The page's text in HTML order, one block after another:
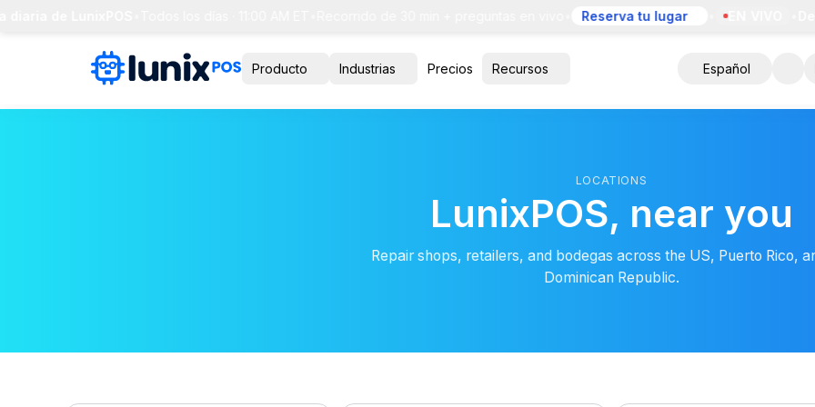
Reserva tu lugar EN VIVO
Producto Industrias Precios Recursos Español
LOCATIONS
LunixPOS, near you
Repair shops, retailers, and bodegas across the US, Puerto Rico,
Dominican Republic.